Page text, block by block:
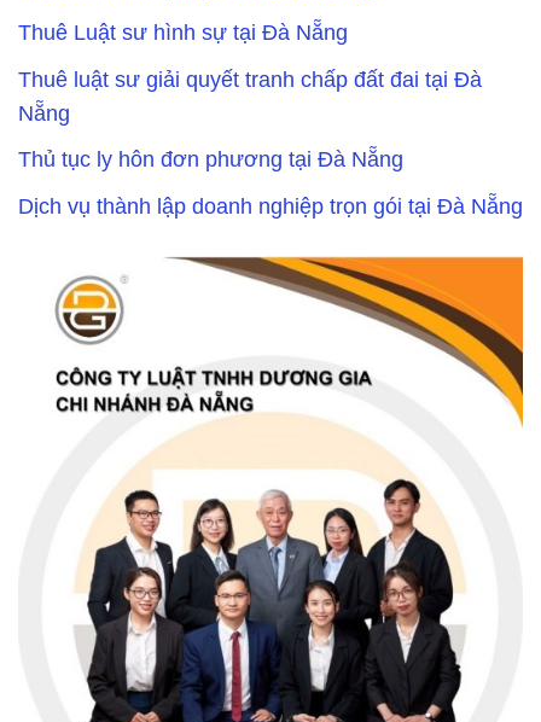
Thuê Luật sư hình sự tại Đà Nẵng
Thuê luật sư giải quyết tranh chấp đất đai tại Đà
Nẵng
Thủ tục ly hôn đơn phương tại Đà Nẵng
Dịch vụ thành lập doanh nghiệp trọn gói tại Đà Nẵng